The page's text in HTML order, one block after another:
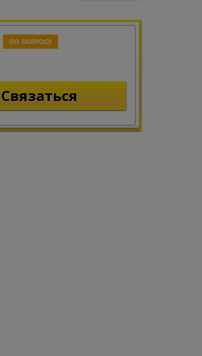
ПО ЗАПРОСУ
Связаться